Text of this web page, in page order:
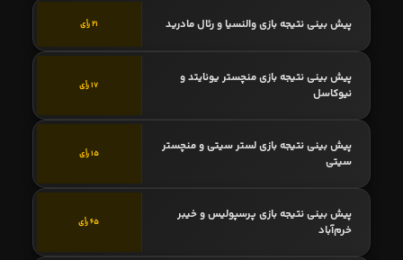
پیش بینی نتیجه بازی والنسیا و رئال مادرید 21 رأی
پیش بینی نتیجه بازی منچستر یونایتد و
نیوکاسل
17 رأی
پیش بینی نتیجه بازی لستر سیتی و منچستر
سیتی
15 رأی
پیش بینی نتیجه بازی پرسپولیس و خیبر
خرم‌آباد
65 رأی